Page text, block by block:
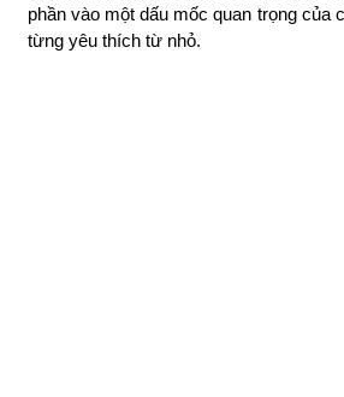
phần vào một dấu mốc quan trọng của
từng yêu thích từ nhỏ.